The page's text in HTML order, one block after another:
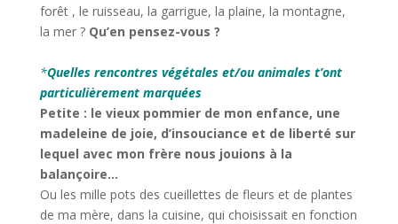
forêt , le ruisseau, la garrigue, la plaine, la montagne,
la mer ? Qu’en pensez-vous ?
*Quelles rencontres végétales et/ou animales t’ont
particulièrement marquées
Petite : le vieux pommier de mon enfance, une
madeleine de joie, d’insouciance et de liberté sur
lequel avec mon frère nous jouions à la
balançoire…
Ou les mille pots des cueillettes de fleurs et de plantes
de ma mère, dans la cuisine, qui choisissait en fonction